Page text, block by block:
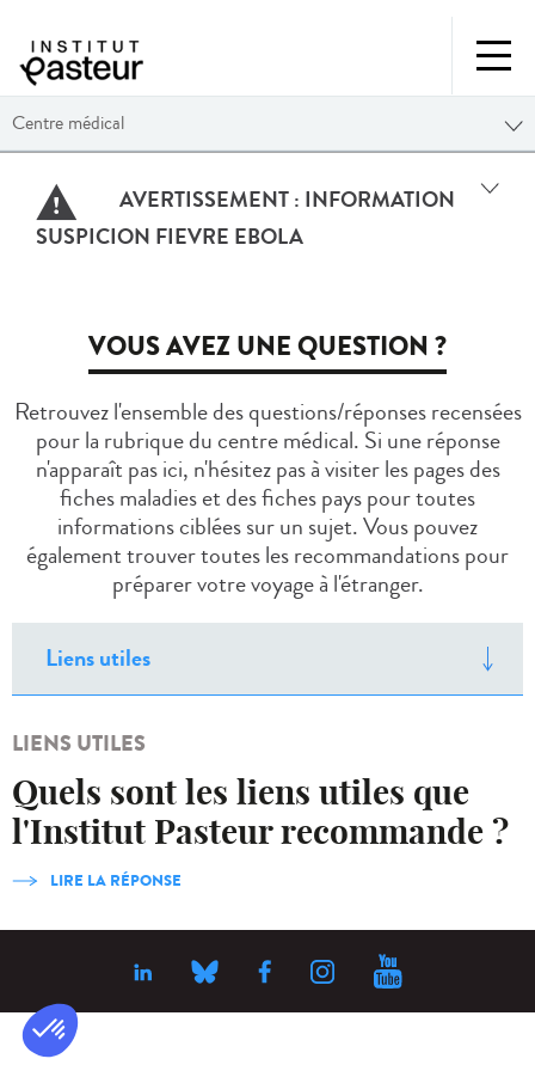
Centre médical
AVERTISSEMENT : INFORMATION
SUSPICION FIEVRE EBOLA
VOUS AVEZ UNE QUESTION ?
Retrouvez l'ensemble des questions/réponses recensées
pour la rubrique du centre médical. Si une réponse
n'apparaît pas ici, n'hésitez pas à visiter les pages des
fiches maladies et des fiches pays pour toutes
informations ciblées sur un sujet. Vous pouvez
également trouver toutes les recommandations pour
préparer votre voyage à l'étranger.
LIENS UTILES
Quels sont les liens utiles que
l'Institut Pasteur recommande ?
LIRE LA RÉPONSE